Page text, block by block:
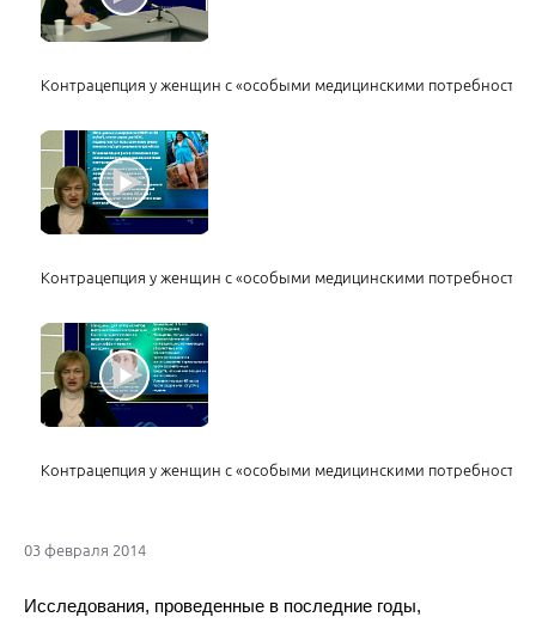
Контрацепция у женщин с «особыми медицинскими
Контрацепция у женщин с «особыми медицинскими
Контрацепция у женщин с «особыми медицинскими
03 февраля 2014
Исследования, проведенные в последние годы,